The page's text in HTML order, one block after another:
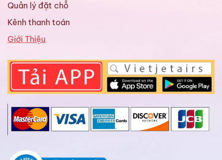
Quản lý đặt chỗ
Kênh thanh toán
Giới Thiệu